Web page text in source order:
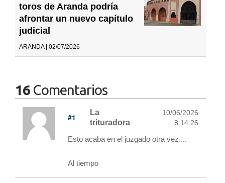
toros de Aranda podría
afrontar un nuevo capítulo
judicial
ARANDA | 02/07/2026
16 Comentarios
#1
La
trituradora
10/06/2026
8:14:26
Esto acaba en el juzgado otra vez....
Al tiempo